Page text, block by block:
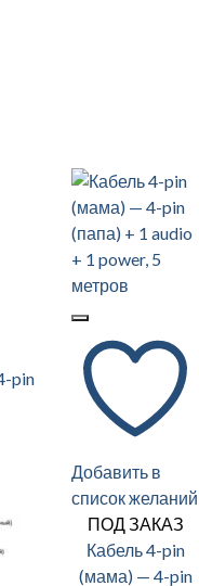
Добавить в
список желаний
ПОД ЗАКАЗ
Кабель 4-pin
(мама) — 4-pin